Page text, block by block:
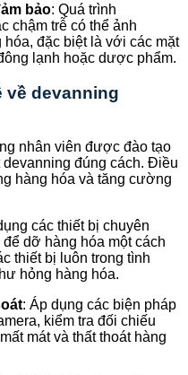
bảo: Quá trình
chậm trễ có thể ảnh
đặc biệt là với các mặt
lạnh hoặc dược phẩm.
về devanning
nhân viên được đào tạo
đúng cách. Điều
hàng hóa và tăng cường
các thiết bị chuyên
dỡ hàng hóa một cách
thiết bị luôn trong tình
hỏng hàng hóa.
: Áp dụng các biện pháp
kiểm tra đối chiếu
mát và thất thoát hàng